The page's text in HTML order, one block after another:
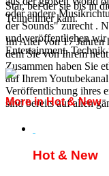
Star, bei der sie bis in
Teilnehmer kam.
Im Alter von 17 Jahren
dem Sie von Ihrem
Zusammen haben Sie
auf Ihrem
Veröffentlichung ihres
sind bereits auf allen
oder andere
der Sounds" zurecht .
und veröffentlichen wir
Entertainment, Technik
More in Hot & New
Hot & New